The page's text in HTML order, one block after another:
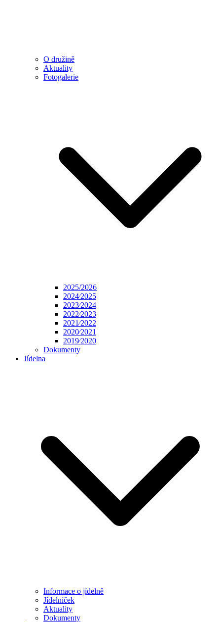
O družině
Aktuality
Fotogalerie
2025/2026
2024⁄2025
2023⁄2024
2022⁄2023
2021⁄2022
2020⁄2021
2019⁄2020
Dokumenty
Jídelna
Informace o jídelně
Jídelníček
Aktuality
Dokumenty